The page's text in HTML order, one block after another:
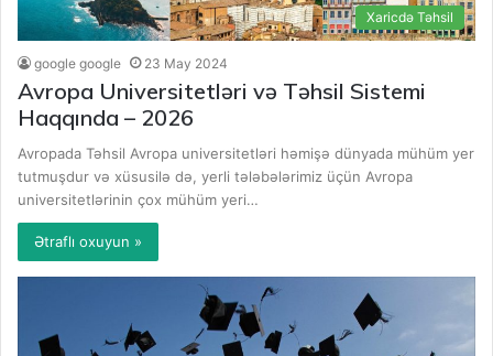
Xaricdə Təhsil
google google 23 May 2024
Avropa Universitetləri və Təhsil Sistemi
Haqqında – 2026
Avropada Təhsil Avropa universitetləri həmişə dünyada mühüm yer
tutmuşdur və xüsusilə də, yerli tələbələrimiz üçün Avropa
universitetlərinin çox mühüm yeri…
Ətraflı oxuyun »